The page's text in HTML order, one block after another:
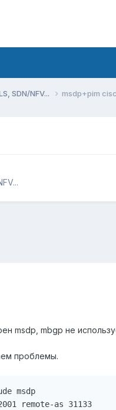
SDN/NFV... msdp+pim
msdp, mbgp не
проблемы.
msdp
remote-as 31133